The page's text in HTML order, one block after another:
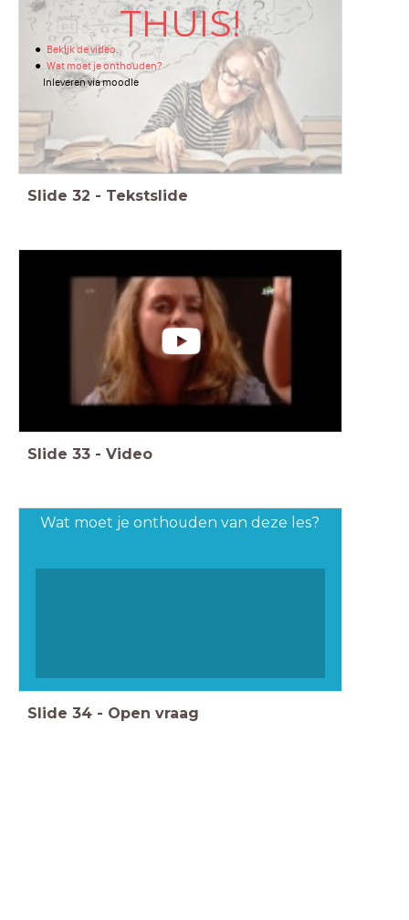
THUIS!
Bekijk de video.
Wat moet je onthouden?
Inleveren via moodle
Slide 32 - Tekstslide
Slide 33 - Video
Wat moet je onthouden van deze les?
Slide 34 - Open vraag